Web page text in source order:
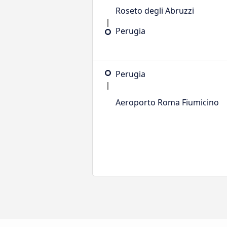
Roseto degli Abruzzi
Perugia
Perugia
Aeroporto Roma Fiumicino